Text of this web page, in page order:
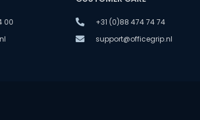
00
+31 (0)88 474 74 74
support@officegrip.nl